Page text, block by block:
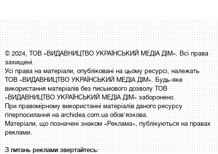
© 2024, ТОВ «ВИДАВНИЦТВО УКРАЇНСЬКИЙ МЕДІА ДІМ». Всі права
захищені.
Усі права на матеріали, опубліковані на цьому ресурсі, належать
ТОВ «ВИДАВНИЦТВО УКРАЇНСЬКИЙ МЕДІА ДІМ». Будь-яке
використання матеріалів без письмового дозволу ТОВ
«ВИДАВНИЦТВО УКРАЇНСЬКИЙ МЕДІА ДІМ» заборонено.
При правомірному використанні матеріалів даного ресурсу
гіперпосилання на archidea.com.ua обов'язкова.
Матеріали, що позначені знаком «Реклама», публікуються на правах
реклами.
З питань реклами звертайтесь: